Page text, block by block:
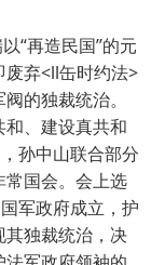
再造民国’’的元
弃<ll缶时约法>
的独裁统治。
、建设真共和
孙中山联合部分
国会。会上选
军政府成立，护
独裁统治，决